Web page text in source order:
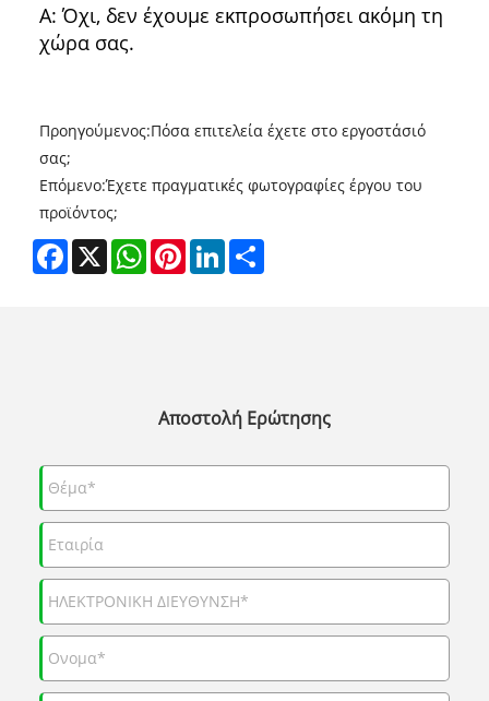
Α: Όχι, δεν έχουμε εκπροσωπήσει ακόμη τη
χώρα σας.
Προηγούμενος:Πόσα επιτελεία έχετε στο εργοστάσιό
σας;
Επόμενο:Έχετε πραγματικές φωτογραφίες έργου του
προϊόντος;
Facebook
X WhatsAppPinterestLinkedInShare
Αποστολή Ερώτησης